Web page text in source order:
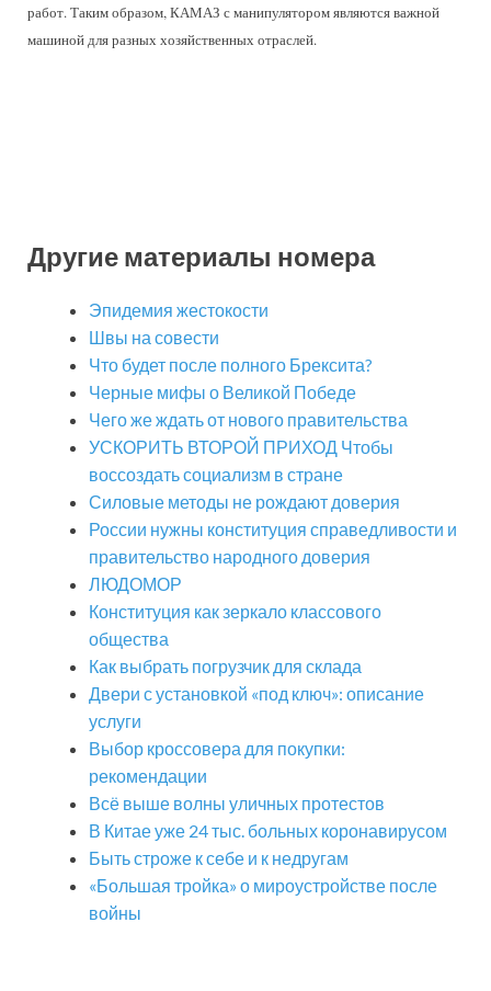
работ. Таким образом, КАМАЗ с манипулятором являются важной
машиной для разных хозяйственных отраслей.
Другие материалы номера
Эпидемия жестокости
Швы на совести
Что будет после полного Брексита?
Черные мифы о Великой Победе
Чего же ждать от нового правительства
УСКОРИТЬ ВТОРОЙ ПРИХОД Чтобы
воссоздать социализм в стране
Силовые методы не рождают доверия
России нужны конституция справедливости и
правительство народного доверия
ЛЮДОМОР
Конституция как зеркало классового
общества
Как выбрать погрузчик для склада
Двери с установкой «под ключ»: описание
услуги
Выбор кроссовера для покупки:
рекомендации
Всё выше волны уличных протестов
В Китае уже 24 тыс. больных коронавирусом
Быть строже к себе и к недругам
«Большая тройка» о мироустройстве после
войны